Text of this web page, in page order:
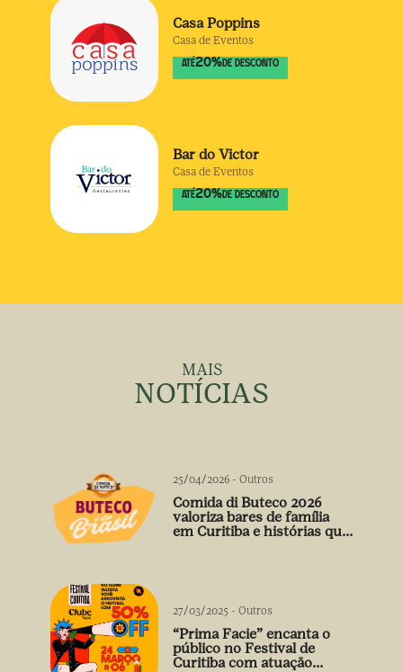
Casa Poppins
Casa de Eventos
ATÉ20% DE DESCONTO
Bar do Victor
Casa de Eventos
ATÉ20% DE DESCONTO
MAIS
NOTÍCIAS
25/04/2026 - Outros
Comida di Buteco 2026
valoriza bares de família
em Curitiba e histórias que
27/03/2025 - Outros
“Prima Facie” encanta o
público no Festival de
Curitiba com atuação